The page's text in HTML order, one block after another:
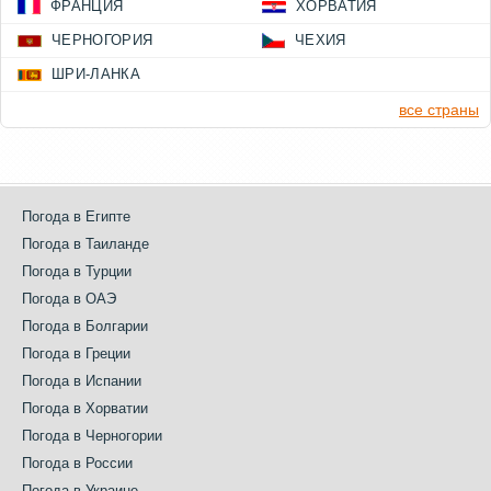
ФРАНЦИЯ ХОРВАТИЯ
ЧЕРНОГОРИЯ ЧЕХИЯ
ШРИ-ЛАНКА
все страны
Погода в Египте
Погода в Таиланде
Погода в Турции
Погода в ОАЭ
Погода в Болгарии
Погода в Греции
Погода в Испании
Погода в Хорватии
Погода в Черногории
Погода в России